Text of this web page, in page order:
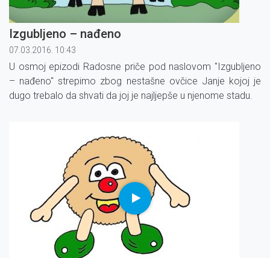
Izgubljeno – nađeno
07.03.2016. 10:43
U osmoj epizodi Radosne priče pod naslovom ''Izgubljeno
– nađeno'' strepimo zbog nestašne ovčice Janje kojoj je
dugo trebalo da shvati da joj je najljepše u njenome stadu.